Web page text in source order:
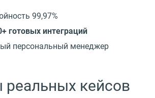
99,97%
готовых интеграций
персональный менеджер
кейсов